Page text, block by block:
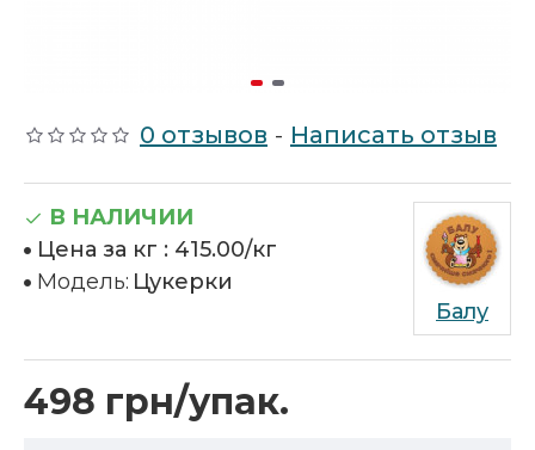
0 отзывов - Написать отзыв
498 грн/упак.
В НАЛИЧИИ
Цена за кг : 415.00/кг
Модель: Цукерки
Балу